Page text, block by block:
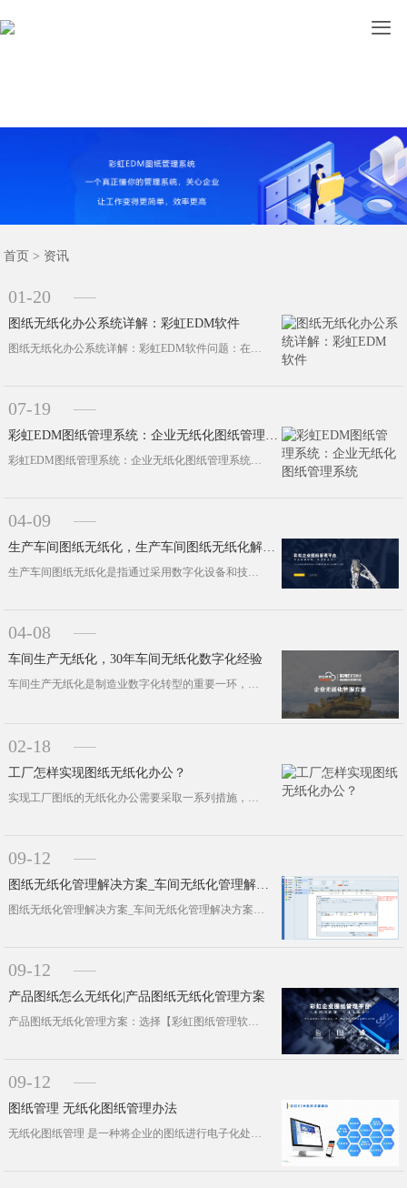

首页 > 资讯
01-20
图纸无纸化办公系统详解：彩虹EDM软件
图纸无纸化办公系统详解：彩虹EDM软件问题：在现代企业中，图纸无纸化办公系统日益受到重视。在众多相关软件中，彩虹EDM软件如何···
07-19
彩虹EDM图纸管理系统：企业无纸化图纸管理系统
彩虹EDM图纸管理系统：企业无纸化图纸管理系统随着信息技术的飞速进步，无纸化办公已成为推动各行业转型升级的重要趋势，它不仅将企···
04-09
生产车间图纸无纸化，生产车间图纸无纸化解决方案
生产车间图纸无纸化是指通过采用数字化设备和技术，将传统的纸质图纸转化为电子文档，并在生产过程中实现图纸的电子化、网···
04-08
车间生产无纸化，30年车间无纸化数字化经验
车间生产无纸化是制造业数字化转型的重要一环，旨在通过采用信息化系统和技术手段，减少或消除纸质文档在生产过程中的使用，从而提高生···
02-18
工厂怎样实现图纸无纸化办公？
实现工厂图纸的无纸化办公需要采取一系列措施，以下是一些建议： 数字化存储···
09-12
图纸无纸化管理解决方案_车间无纸化管理解决方案
图纸无纸化管理解决方案_车间无纸化管理解决方案传统工厂在整个运作的过程中，需要用到大量的纸质材料，以便对相关信息的收集、验算。···
09-12
产品图纸怎么无纸化|产品图纸无纸化管理方案
产品图纸无纸化管理方案：选择【彩虹图纸管理软件】集成PLM、PDM、EDM等多个 软件功能是南宁市二零二五科技有限公司 自主研···
09-12
图纸管理 无纸化图纸管理办法
无纸化图纸管理 是一种将企业的图纸进行电子化处理，便于存储、查看、共享和管理的方式。以下是无纸化图纸管理的一些办法：选择合适的···